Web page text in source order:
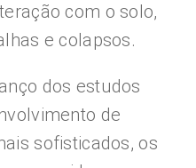
com o solo,
e colapsos.
dos estudos
de
sofisticados, os